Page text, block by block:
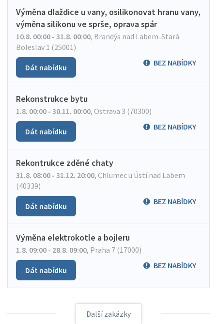
Výměna dlaždice u vany, osilikonovat hranu vany,
výměna silikonu ve sprše, oprava spár
10.8. 00:00 - 31.8. 00:00, Brandýs nad Labem-Stará
Boleslav 1 (25001)
BEZ NABÍDKY
Dát nabídku
Rekonstrukce bytu
1.8. 00:00 - 30.11. 00:00, Ostrava 3 (70300)
BEZ NABÍDKY
Dát nabídku
Rekontrukce zděné chaty
31.8. 08:00 - 31.12. 20:00, Chlumec u Ústí nad Labem
(40339)
BEZ NABÍDKY
Dát nabídku
Výměna elektrokotle a bojleru
1.8. 09:00 - 28.8. 09:00, Praha 7 (17000)
BEZ NABÍDKY
Dát nabídku
Další zakázky